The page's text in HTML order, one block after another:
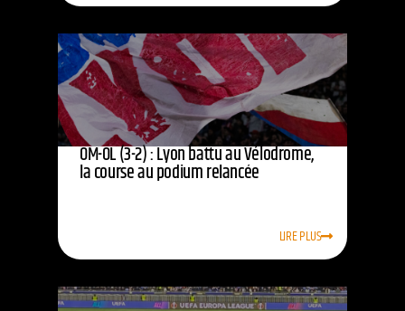
OM-OL (3-2) : Lyon battu au Vélodrome,
la course au podium relancée
LIRE PLUS